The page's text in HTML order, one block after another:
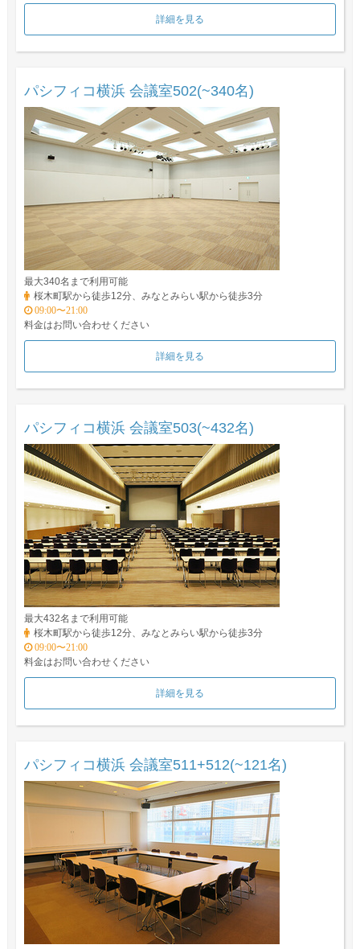
詳細を見る
パシフィコ横浜 会議室502(~340名)
最大340名まで利用可能
桜木町駅から徒歩12分、みなとみらい駅から徒歩3分
09:00〜21:00
料金はお問い合わせください
詳細を見る
パシフィコ横浜 会議室503(~432名)
最大432名まで利用可能
桜木町駅から徒歩12分、みなとみらい駅から徒歩3分
09:00〜21:00
料金はお問い合わせください
詳細を見る
パシフィコ横浜 会議室511+512(~121名)